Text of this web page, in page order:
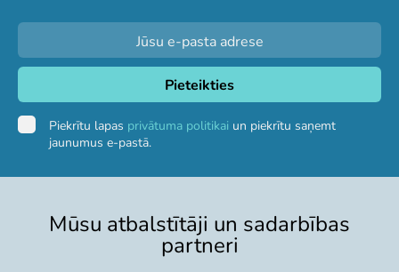
Piekrītu lapas privātuma politikai un piekrītu saņemt
jaunumus e-pastā.
Mūsu atbalstītāji un sadarbības
partneri